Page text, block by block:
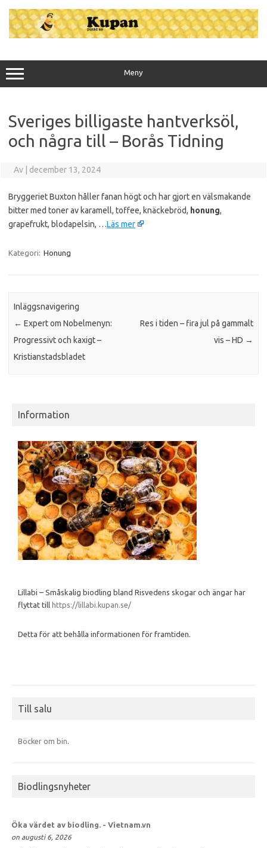
innehåll
Meny
Sveriges billigaste hantverksöl,
och några till – Borås Tidning
Av december 13, 2024
Bryggeriet Buxton håller fanan högt och har gjort en välsmakande
bitter med toner av karamell, toffee, knäckebröd, honung,
grapefrukt, blodapelsin, …Läs mer
Kategori: Honung
Inläggsnavigering
← Expert om Nobelmenyn:
Progressivt och kaxigt –
Kristianstadsbladet
Res i tiden – fira jul på gammalt
vis – HD →
Information
Lillabi – Småskalig biodling bland Risvedens skogar och ängar har
flyttat till https://lillabi.kupan.se/
Detta för att behålla informationen för framtiden.
Till salu
Böcker om bin.
Biodlingsnyheter
Öka värdet av biodling. - Vietnam.vn
on augusti 6, 2026